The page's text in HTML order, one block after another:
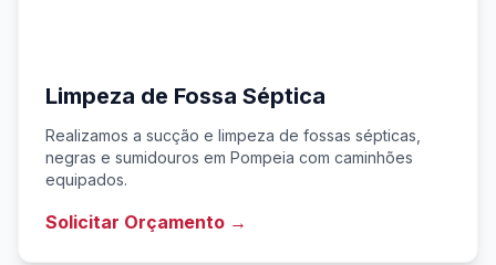
Limpeza de Fossa Séptica
Realizamos a sucção e limpeza de fossas sépticas,
negras e sumidouros em Pompeia com caminhões
equipados.
Solicitar Orçamento →